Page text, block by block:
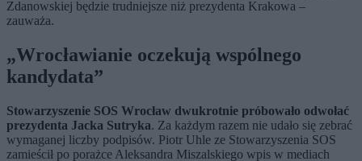
Zdanowskiej będzie trudniejsze niż prezydenta Krakowa –
zauważa.
„Wrocławianie oczekują wspólnego
kandydata”
Stowarzyszenie SOS Wrocław dwukrotnie próbowało odwołać
prezydenta Jacka Sutryka. Za każdym razem nie udało się zebrać
wymaganej liczby podpisów. Piotr Uhle ze Stowarzyszenia SOS
zamieścił po porażce Aleksandra Miszalskiego wpis w mediach